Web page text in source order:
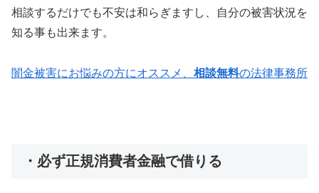
相談するだけでも不安は和らぎますし、自分の被害状況を
知る事も出来ます。
闇金被害にお悩みの方にオススメ、 相談無料の法律事務所
・必ず正規消費者金融で借りる